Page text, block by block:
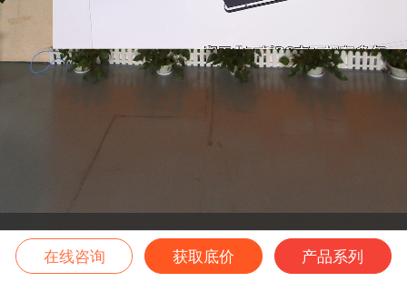
前台接待区
办公室 车间产线
在线咨询 获取底价 产品系列